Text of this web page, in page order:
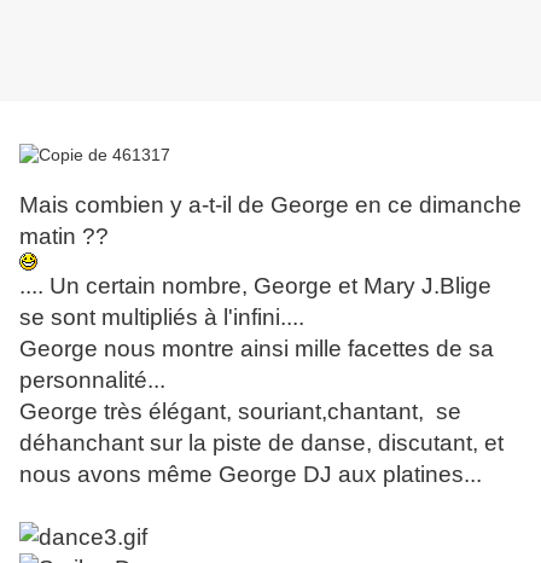
Mais combien y a-t-il de George en ce dimanche
matin ??
.... Un certain nombre, George et Mary J.Blige
se sont multipliés à l'infini....
George nous montre ainsi mille facettes de sa
personnalité...
George très élégant, souriant,chantant, se
déhanchant sur la piste de danse, discutant, et
nous avons même George DJ aux platines...